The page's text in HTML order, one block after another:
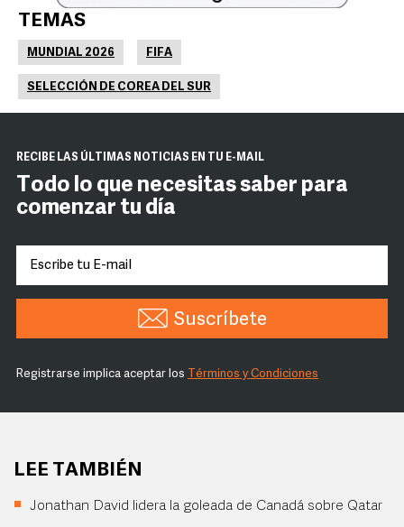
TEMAS
MUNDIAL 2026 FIFA
SELECCIÓN DE COREA DEL SUR
RECIBE LAS ÚLTIMAS NOTICIAS EN TU E-MAIL
Todo lo que necesitas saber para
comenzar tu día
Suscríbete
Registrarse implica aceptar los Términos y Condiciones
LEE TAMBIÉN
Jonathan David lidera la goleada de Canadá sobre Qatar